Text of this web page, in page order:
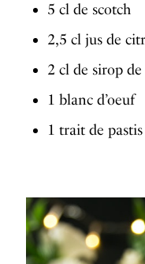
5 cl de scotch
2,5 cl jus de
2 cl de sirop de
1 blanc d’oeuf
1 trait de pastis